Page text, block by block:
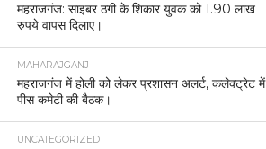
महराजगंज: साइबर ठगी के शिकार युवक को 1.90 लाख
रुपये वापस दिलाए।
MAHARAJGANJ
महराजगंज में होली को लेकर प्रशासन अलर्ट, कलेक्ट्रेट में
पीस कमेटी की बैठक।
UNCATEGORIZED